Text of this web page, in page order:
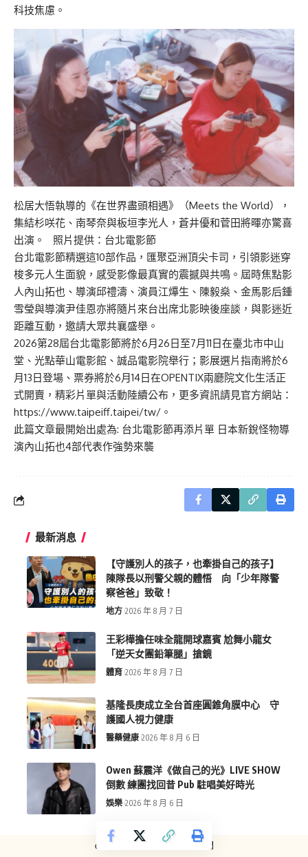
科技焦慮。
松居大悟執導的《在世界盡頭相遇》（Meets the World），
集結杉咲花、南琴奈與板垣李光人，蒼井優和菅田將暉亦驚喜
出演。 照片提供：台北電影節
台北電影節精選這10部作品，匯聚亞洲頂尖卡司，引領影迷穿
梭多元人生面貌，感受影像最真實的震撼與共鳴。屆時焦點影
人內山拓也、導演邱禮濤、演員江𤒹生、陳毅燊、金馬影后鍾
雪瑩與導演尹佳恩亦將隨片來台出席北影映後座談，與影迷近
距離互動，邀請大眾共襄盛舉。
2026第28屆台北電影節將於6月26日至7月11日在臺北市中山
堂、光點華山電影館、誠品電影院舉行；影展選片指南將於6
月13日登場、票券將於6月14日在OPENTIX兩廳院文化生活正
式開賣，精彩片單與活動陸續公布，更多資訊請見官方網站：
https://www.taipeiff.taipei/tw/ 。
此篇文章最開始出處為: 台北電影節再添片單 日本新銳怪物導
演內山拓也4部代表作強勢來襲
最新消息
【守護別人的孩子，也牽掛自己的孩子】
陳隊長以刑警父親的體悟 向「少年隊警
察爸爸」致敬！
地方 2026 年 8 月 7 日
王彩樺擔任味全龍開球嘉賓 尬舞小龍女
「逆天女團鉛筆腿」搶鏡
體育 2026 年 8 月 7 日
基隆長庚成立全台首座圓錐角膜中心 守
護國人視力健康
醫藥健康 2026 年 8 月 6 日
Owen 蘇震洋《做自己的光》LIVE SHOW
倒數 練團找回昔 Pub 駐唱美好時光
娛樂 2026 年 8 月 6 日
copyright © more-new.tw 墨新聞